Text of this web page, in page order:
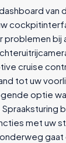
van
problemen bij
cruise
tot uw
optie
met uw